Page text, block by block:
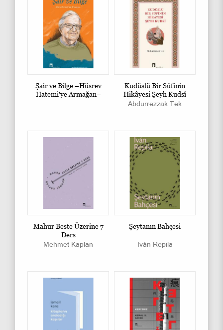
Şair ve Bilge –Hüsrev
Hatemi'ye Armağan–
Kudüslü Bir Sûfînin
Hikâyesi Şeyh Kudsî
Abdurrezzak Tek
Mahur Beste Üzerine 7
Ders
Mehmet Kaplan
Şeytanın Bahçesi
Iván Repila